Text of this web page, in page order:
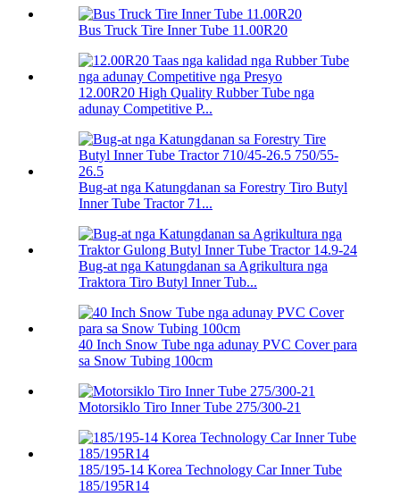
Bus Truck Tire Inner Tube 11.00R20
12.00R20 High Quality Rubber Tube nga
adunay Competitive P...
Bug-at nga Katungdanan sa Forestry Tiro Butyl
Inner Tube Tractor 71...
Bug-at nga Katungdanan sa Agrikultura nga
Traktora Tiro Butyl Inner Tub...
40 Inch Snow Tube nga adunay PVC Cover para
sa Snow Tubing 100cm
Motorsiklo Tiro Inner Tube 275/300-21
185/195-14 Korea Technology Car Inner Tube
185/195R14